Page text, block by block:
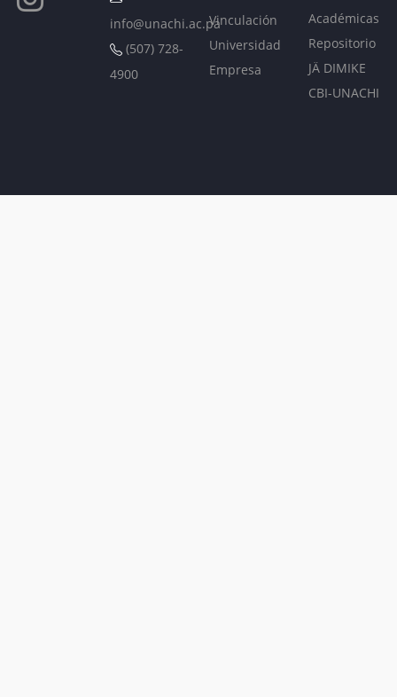
info@unachi.ac.pa
(507) 728-
4900
Vinculación
Universidad
Empresa
Académicas
Repositorio
JÄ DIMIKE
CBI-UNACHI